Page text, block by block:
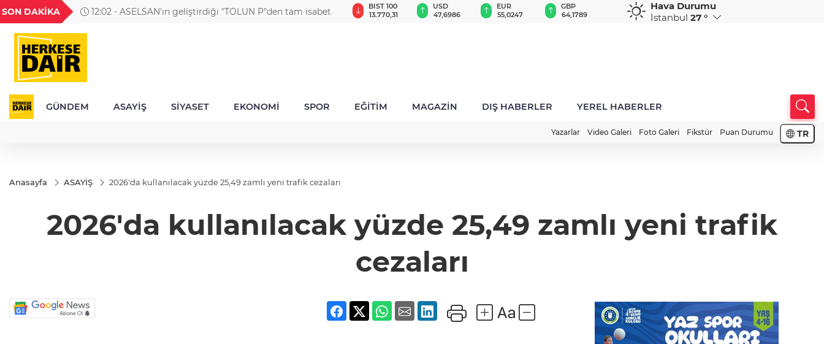
SON DAKİKA 12:02 - ASELSAN'ın geliştirdiği "TOLUN P"den tam isabet
18,2404
TND
16,2351
BGN
27,9743
VND
0,0018
GAU/TRY
6.604,97
BIST 100
13.770,31
USD
47,6986
EUR
55,0247
GBP
64,1789
CHF
58,8366
CAD
34,0293
Hava Durumu
İstanbul 27 °
GÜNDEM ASAYİŞ SİYASET EKONOMİ SPOR EĞİTİM MAGAZİN DIŞ HABERLER YEREL HABERLER
Yazarlar Video Galeri Foto Galeri Fikstür Puan Durumu TR
Anasayfa ASAYİŞ 2026'da kullanılacak yüzde 25,49 zamlı yeni trafik cezaları
2026'da kullanılacak yüzde 25,49 zamlı yeni trafik
cezaları